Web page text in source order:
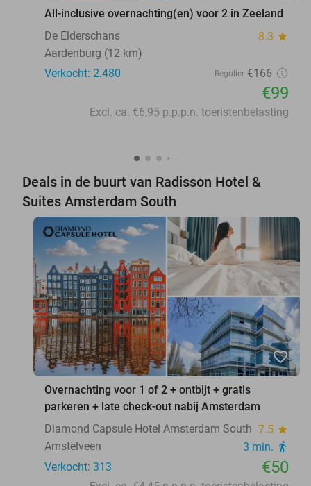
All-inclusive overnachting(en) voor 2 in Zeeland
De Elderschans
8.3 star
Aardenburg (12 km)
Verkocht: 2.480
Regulier €166
€99
Excl. ca. €6,95 p.p.p.n. toeristenbelasting
Deals in de buurt van Radisson Hotel &
Suites Amsterdam South
favorite_border
Overnachting voor 1 of 2 + ontbijt + gratis
parkeren + late check-out nabij Amsterdam
Diamond Capsule Hotel Amsterdam South 7.5 star
Amstelveen 3 min. directions_walk
Verkocht: 313 €50